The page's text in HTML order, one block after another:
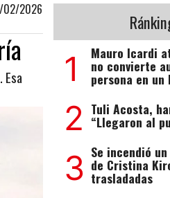
02/2026
Esa 1 Mauro Icardi
no convierte
persona en un
2 Tuli Acosta,
“Llegaron al
3 Se incendió
de Cristina
trasladadas